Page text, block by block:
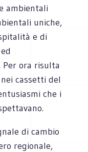
ambientali
uniche,
e di
ora risulta
cassetti del
che i
di cambio
regionale,